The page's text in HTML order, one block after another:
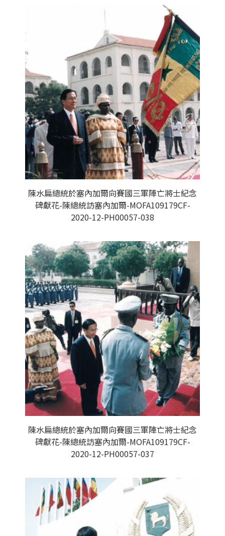
陳水扁總統於塞內加爾向賽國三軍陣亡將士紀念
碑獻花-陳總統訪塞內加爾-MOFA109179CF-
2020-12-PH00057-038
陳水扁總統於塞內加爾向賽國三軍陣亡將士紀念
碑獻花-陳總統訪塞內加爾-MOFA109179CF-
2020-12-PH00057-037